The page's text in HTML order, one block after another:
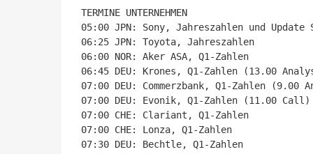
TERMINE UNTERNEHMEN
05:00 JPN: Sony, Jahreszahlen und
06:25 JPN: Toyota, Jahreszahlen
06:00 NOR: Aker ASA, Q1-Zahlen
06:45 DEU: Krones, Q1-Zahlen (13.00
07:00 DEU: Commerzbank, Q1-Zahlen
07:00 DEU: Evonik, Q1-Zahlen (11.00 Call)
07:00 CHE: Clariant, Q1-Zahlen
07:00 CHE: Lonza, Q1-Zahlen
07:30 DEU: Bechtle, Q1-Zahlen